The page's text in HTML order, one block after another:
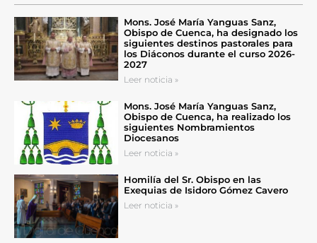
Mons. José María Yanguas Sanz,
Obispo de Cuenca, ha designado los
siguientes destinos pastorales para
los Diáconos durante el curso 2026-
2027
Leer noticia »
Mons. José María Yanguas Sanz,
Obispo de Cuenca, ha realizado los
siguientes Nombramientos
Diocesanos
Leer noticia »
Homilía del Sr. Obispo en las
Exequias de Isidoro Gómez Cavero
Leer noticia »